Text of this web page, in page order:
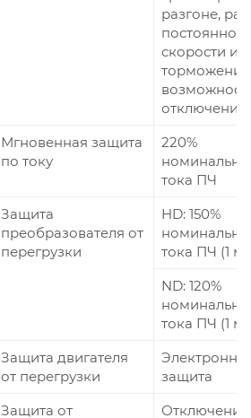
разгоне,
постоянной
скорости и
отключения
Мгновенная защита
по току
220%
тока ПЧ
Защита
преобразователя от
перегрузки
HD: 150%
тока ПЧ (1
ND: 120%
тока ПЧ (1
Защита двигателя
от перегрузки
защита
Защита от
Отключение